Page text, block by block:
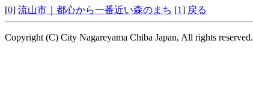
[0] 流山市｜都心から一番近い森のまち [1] 戻る
Copyright (C) City Nagareyama Chiba Japan, All rights reserved.